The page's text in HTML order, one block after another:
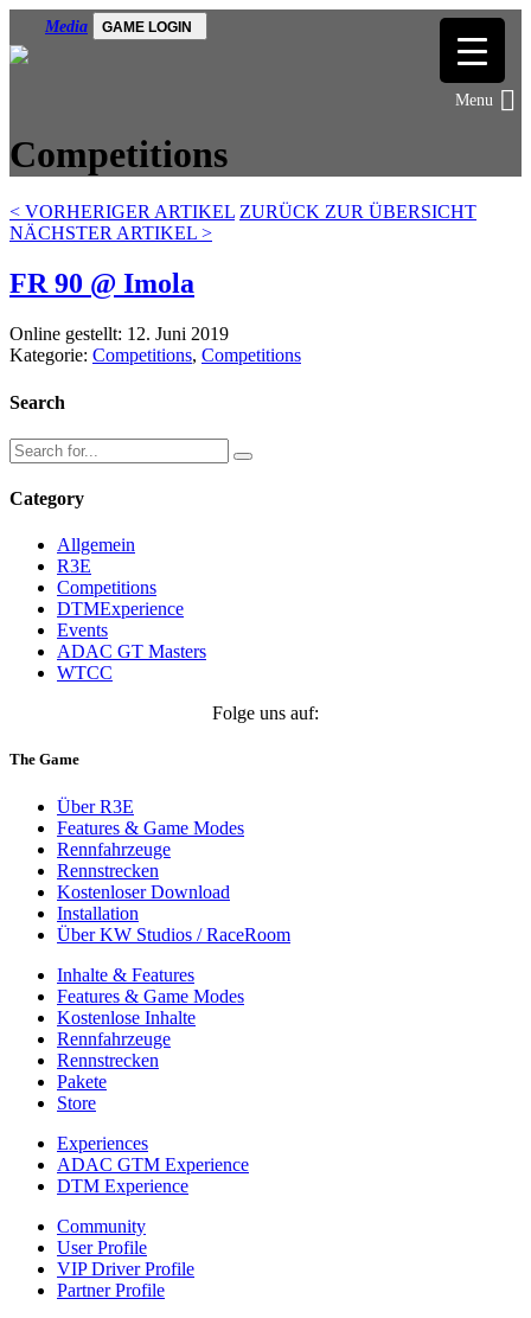
Media GAME LOGIN
Competitions
< VORHERIGER ARTIKEL ZURÜCK ZUR ÜBERSICHT
NÄCHSTER ARTIKEL >
FR 90 @ Imola
Online gestellt: 12. Juni 2019
Kategorie: Competitions, Competitions
Search
Category
Allgemein
R3E
Competitions
DTMExperience
Events
ADAC GT Masters
WTCC
Folge uns auf:
The Game
Über R3E
Features & Game Modes
Rennfahrzeuge
Rennstrecken
Kostenloser Download
Installation
Über KW Studios / RaceRoom
Inhalte & Features
Features & Game Modes
Kostenlose Inhalte
Rennfahrzeuge
Rennstrecken
Pakete
Store
Experiences
ADAC GTM Experience
DTM Experience
Community
User Profile
VIP Driver Profile
Partner Profile